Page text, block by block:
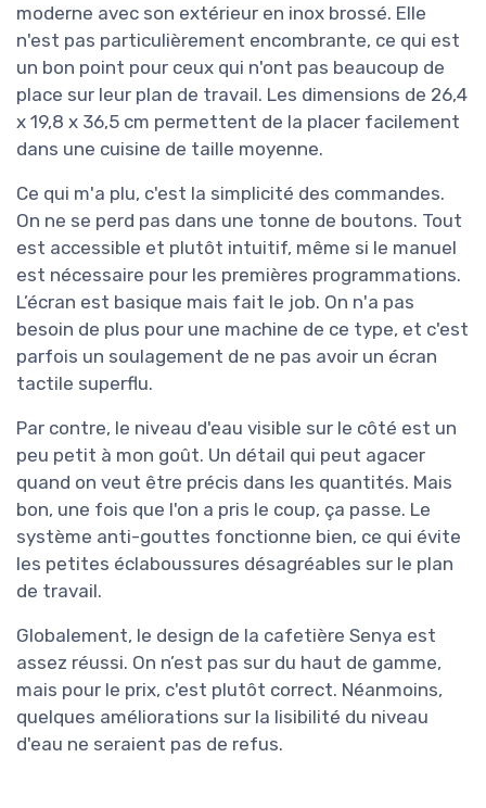
moderne avec son extérieur en inox brossé. Elle
n'est pas particulièrement encombrante, ce qui est
un bon point pour ceux qui n'ont pas beaucoup de
place sur leur plan de travail. Les dimensions de 26,4
x 19,8 x 36,5 cm permettent de la placer facilement
dans une cuisine de taille moyenne.
Ce qui m'a plu, c'est la simplicité des commandes.
On ne se perd pas dans une tonne de boutons. Tout
est accessible et plutôt intuitif, même si le manuel
est nécessaire pour les premières programmations.
L’écran est basique mais fait le job. On n'a pas
besoin de plus pour une machine de ce type, et c'est
parfois un soulagement de ne pas avoir un écran
tactile superflu.
Par contre, le niveau d'eau visible sur le côté est un
peu petit à mon goût. Un détail qui peut agacer
quand on veut être précis dans les quantités. Mais
bon, une fois que l'on a pris le coup, ça passe. Le
système anti-gouttes fonctionne bien, ce qui évite
les petites éclaboussures désagréables sur le plan
de travail.
Globalement, le design de la cafetière Senya est
assez réussi. On n’est pas sur du haut de gamme,
mais pour le prix, c'est plutôt correct. Néanmoins,
quelques améliorations sur la lisibilité du niveau
d'eau ne seraient pas de refus.